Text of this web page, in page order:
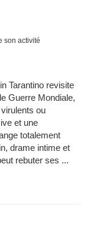
son activité
Tarantino revisite
Guerre Mondiale,
ou
et une
totalement
drame intime et
rebuter ses ...